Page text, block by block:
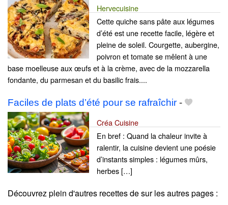
Hervecuisine
Cette quiche sans pâte aux légumes
d’été est une recette facile, légère et
pleine de soleil. Courgette, aubergine,
poivron et tomate se mêlent à une
base moelleuse aux œufs et à la crème, avec de la mozzarella
fondante, du parmesan et du basilic frais....
Faciles de plats d’été pour se rafraîchir -
Créa Cuisine
En bref : Quand la chaleur invite à
ralentir, la cuisine devient une poésie
d’instants simples : légumes mûrs,
herbes […]
Découvrez plein d'autres recettes desur les autres pages :